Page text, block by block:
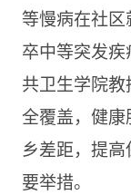
等慢病在社
卒中等突发
共卫生学院
全覆盖，健
乡差距，提
要举措。